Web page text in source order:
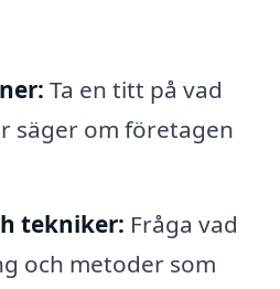
Ta en titt på vad
säger om företagen
tekniker: Fråga vad
och metoder som